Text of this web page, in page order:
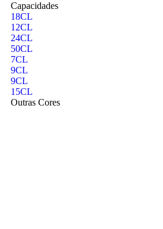
Capacidades
18CL
12CL
24CL
50CL
7CL
9CL
9CL
15CL
Outras Cores